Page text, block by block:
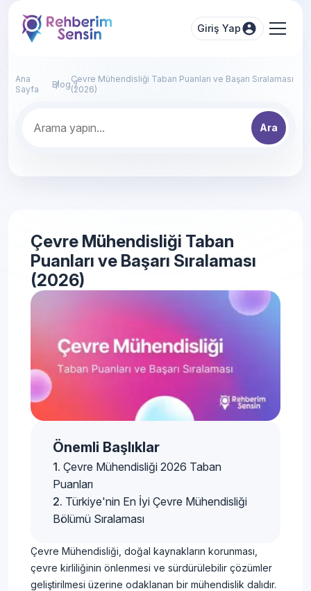
Giriş Yap
Ana
Sayfa
BlogÇevre Mühendisliği Taban Puanları ve Başarı Sıralaması
(2026)
Ara
Çevre Mühendisliği Taban
Puanları ve Başarı Sıralaması
(2026)
Önemli Başlıklar
Çevre Mühendisliği 2026 Taban
Puanları
Türkiye'nin En İyi Çevre Mühendisliği
Bölümü Sıralaması
Çevre Mühendisliği, doğal kaynakların korunması,
çevre kirliliğinin önlenmesi ve sürdürülebilir çözümler
geliştirilmesi üzerine odaklanan bir mühendislik dalıdır.